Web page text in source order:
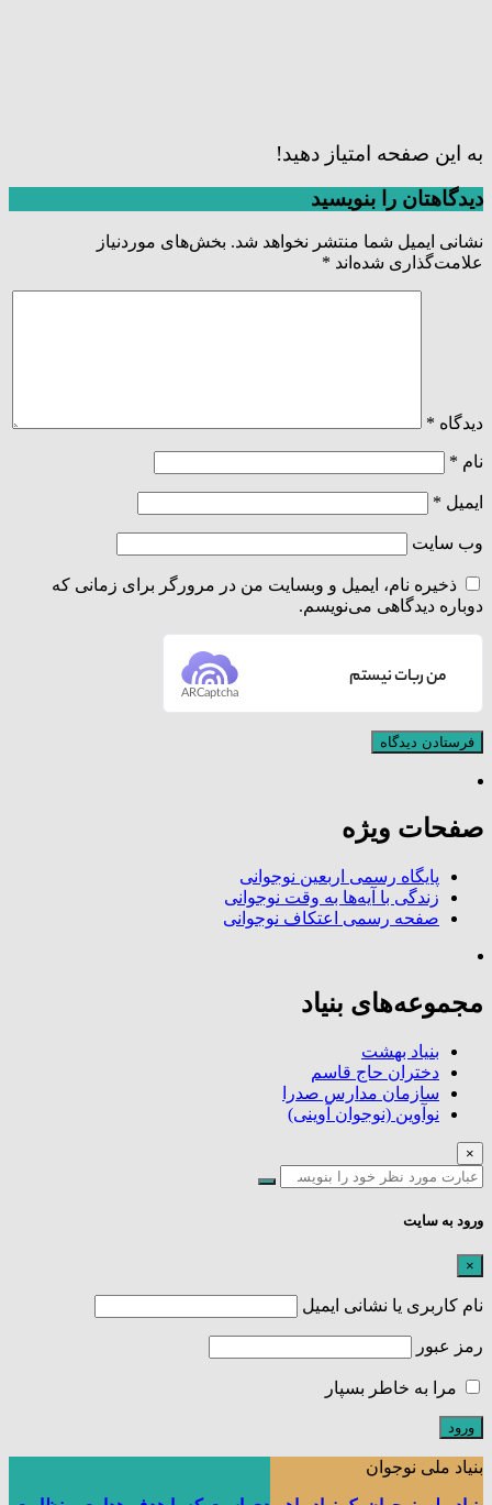
به این صفحه امتیاز دهید!
دیدگاهتان را بنویسید
نشانی ایمیل شما منتشر نخواهد شد. بخش‌های موردنیاز
علامت‌گذاری شده‌اند *
دیدگاه *
نام *
ایمیل *
وب‌ سایت
ذخیره نام، ایمیل و وبسایت من در مرورگر برای زمانی که
دوباره دیدگاهی می‌نویسم.
من ربات نیستم
ARCaptcha
صفحات ویژه
پایگاه رسمی اربعین نوجوانی
زندگی با آیه‌ها به وقت نوجوانی
صفحه رسمی اعتکاف نوجوانی
مجموعه‌های بنیاد
بنیاد بهشت
دختران حاج قاسم
سازمان مدارس صدرا
نوآوین (نوجوان آوینی)
×
ورود به سایت
×
نام کاربری یا نشانی ایمیل
رمز عبور
مرا به خاطر بسپار
بنیاد ملی نوجوان